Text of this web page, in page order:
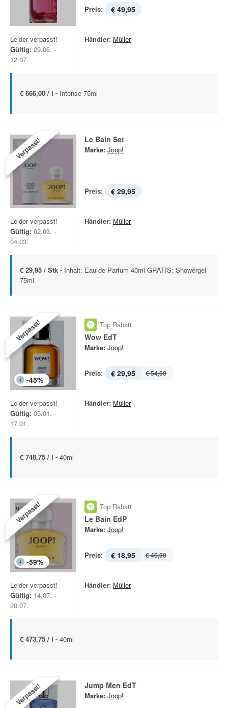
Preis: € 49,95
Leider verpasst!
Gültig: 29.06. -
12.07.
Händler: Müller
€ 666,00 / l - Intense 75ml
Verpasst! Le Bain Set
Marke: Joop!
Preis: € 29,95
Leider verpasst!
Gültig: 02.03. -
04.03.
Händler: Müller
€ 29,95 / Stk - Inhalt: Eau de Parfum 40ml GRATIS: Showergel
75ml
Verpasst!
-45%
Top Rabatt
Wow EdT
Marke: Joop!
Preis: € 29,95 € 54,00
Leider verpasst!
Gültig: 05.01. -
17.01.
Händler: Müller
€ 748,75 / l - 40ml
Verpasst!
-59%
Top Rabatt
Le Bain EdP
Marke: Joop!
Preis: € 18,95 € 46,00
Leider verpasst!
Gültig: 14.07. -
20.07.
Händler: Müller
€ 473,75 / l - 40ml
Verpasst! Jump Men EdT
Marke: Joop!